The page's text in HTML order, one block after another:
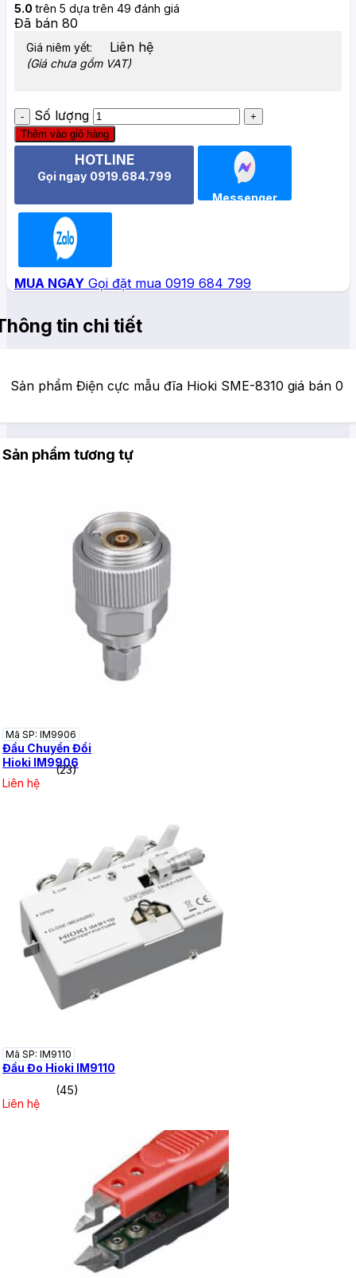
5.0 trên 5 dựa trên 49 đánh giá
Đã bán 80
Giá niêm yết: Liên hệ
(Giá chưa gồm VAT)
Số lượng
Thêm vào giỏ hàng
HOTLINE
Gọi ngay 0919.684.799
Messenger
MUA NGAY Gọi đặt mua 0919 684 799
tin chi tiết
Sản phẩm Điện cực mẫu đĩa Hioki SME-8310 giá bán 0
Sản phẩm tương tự
Mã SP: IM9906
Đầu Chuyển Đổi
Hioki IM9906
(23)
Liên hệ
Mã SP: IM9110
Đầu Đo Hioki IM9110
(45)
Liên hệ